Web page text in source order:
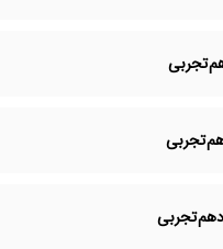
تجربی
تجربی
تجربی